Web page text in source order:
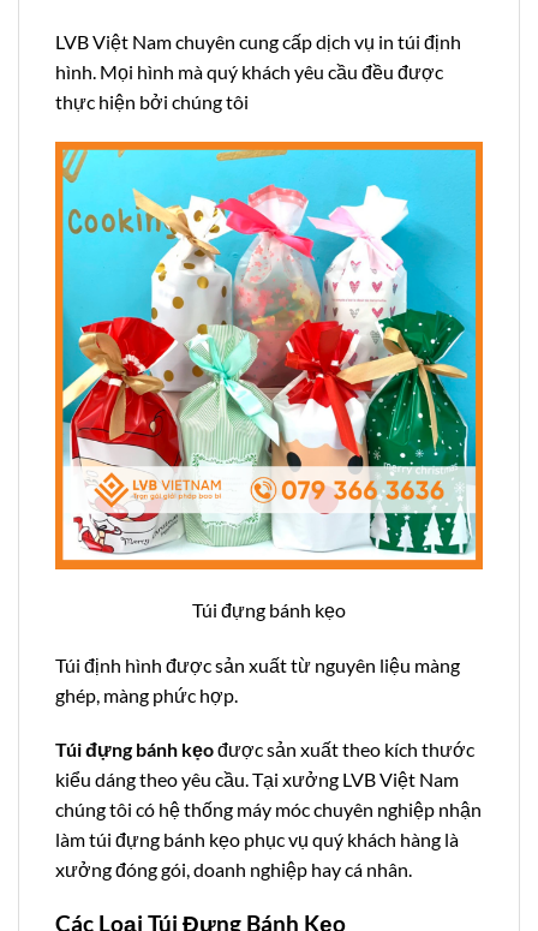
LVB Việt Nam chuyên cung cấp dịch vụ in túi định
hình. Mọi hình mà quý khách yêu cầu đều được
thực hiện bởi chúng tôi
Túi đựng bánh kẹo
Túi định hình được sản xuất từ nguyên liệu màng
ghép, màng phức hợp.
Túi đựng bánh kẹođược sản xuất theo kích thước
kiểu dáng theo yêu cầu. Tại xưởng LVB Việt Nam
chúng tôi có hệ thống máy móc chuyên nghiệp nhận
làm túi đựng bánh kẹo phục vụ quý khách hàng là
xưởng đóng gói, doanh nghiệp hay cá nhân.
Các Loại Túi Đựng Bánh Kẹo